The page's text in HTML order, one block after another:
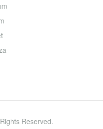
Reserved.